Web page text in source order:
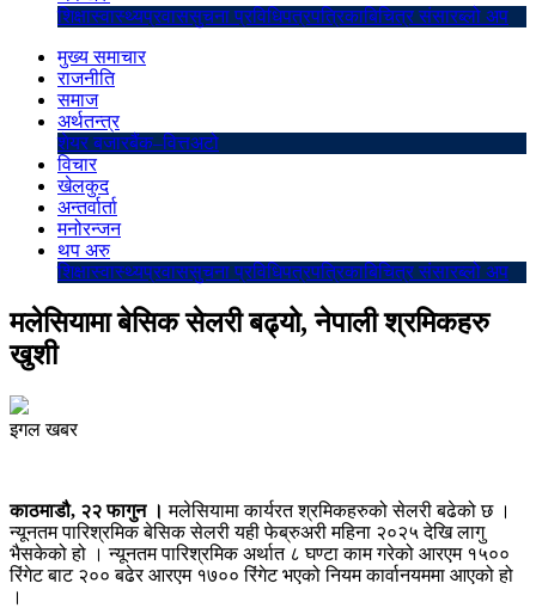
शिक्षास्वास्थ्यप्रवाससुचना प्रविधिपत्रपत्रिकाबिचित्र संसारब्लो अप
मुख्य समाचार
राजनीति
समाज
अर्थतन्त्र
शेयर बजारबैंक–वित्तअटो
विचार
खेलकुद
अन्तर्वार्ता
मनोरन्जन
थप अरु
शिक्षास्वास्थ्यप्रवाससुचना प्रविधिपत्रपत्रिकाबिचित्र संसारब्लो अप
मलेसियामा बेसिक सेलरी बढ्यो, नेपाली श्रमिकहरु
खुशी
इगल खबर
काठमाडौ, २२ फागुन । मलेसियामा कार्यरत श्रमिकहरुको सेलरी बढेको छ ।
न्यूनतम पारिश्रमिक बेसिक सेलरी यही फेब्रुअरी महिना २०२५ देखि लागु
भैसकेको हो । न्यूनतम पारिश्रमिक अर्थात ८ घण्टा काम गरेको आरएम १५००
रिंगेट बाट २०० बढेर आरएम १७०० रिंगेट भएको नियम कार्वानयममा आएको हो
।